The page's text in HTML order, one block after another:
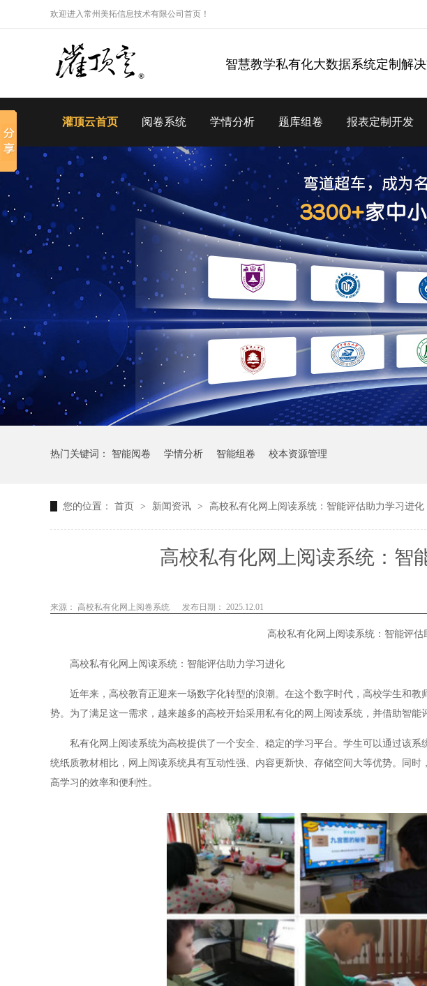
欢迎进入常州美拓信息技术有限公司首页！
智慧教学私有化大数据系统定制解
灌顶云首页 阅卷系统 学情分析 题库组卷 报表定制开发
热门关键词： 智能阅卷 学情分析 智能组卷 校本资源管理
您的位置： 首页 > 新闻资讯 > 高校私有化网上阅读系统：智能评估助力学习进化
高校私有化网上阅读系统：智
来源： 高校私有化网上阅卷系统 发布日期： 2025.12.01
高校私有化网上阅读系统：智能评估
高校私有化网上阅读系统：智能评估助力学习进化
近年来，高校教育正迎来一场数字化转型的浪潮。在这个数字时代，高校学生和教
势。为了满足这一需求，越来越多的高校开始采用私有化的网上阅读系统，并借助智能
私有化网上阅读系统为高校提供了一个安全、稳定的学习平台。学生可以通过该系
统纸质教材相比，网上阅读系统具有互动性强、内容更新快、存储空间大等优势。同
高学习的效率和便利性。